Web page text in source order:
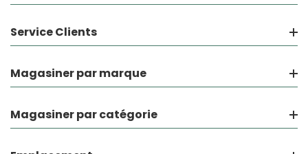
Service Clients
Magasiner par marque
Magasiner par catégorie